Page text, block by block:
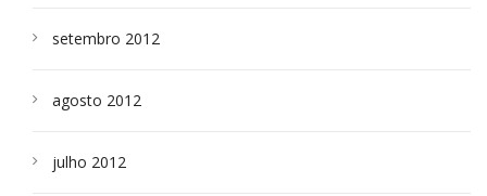
setembro 2012
agosto 2012
julho 2012